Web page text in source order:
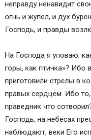
неправду ненавидит
огнь и жупел, и дух
Господь, и правды
На Господа я уповаю;
горы, как птичка»? Ибо
приготовили стрелы в
правых сердцем. Ибо
праведник что
Господь, на небесах
наблюдают, веки Его